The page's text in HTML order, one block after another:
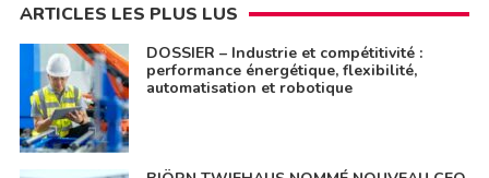
ARTICLES LES PLUS LUS
DOSSIER – Industrie et compétitivité :
performance énergétique, flexibilité,
automatisation et robotique